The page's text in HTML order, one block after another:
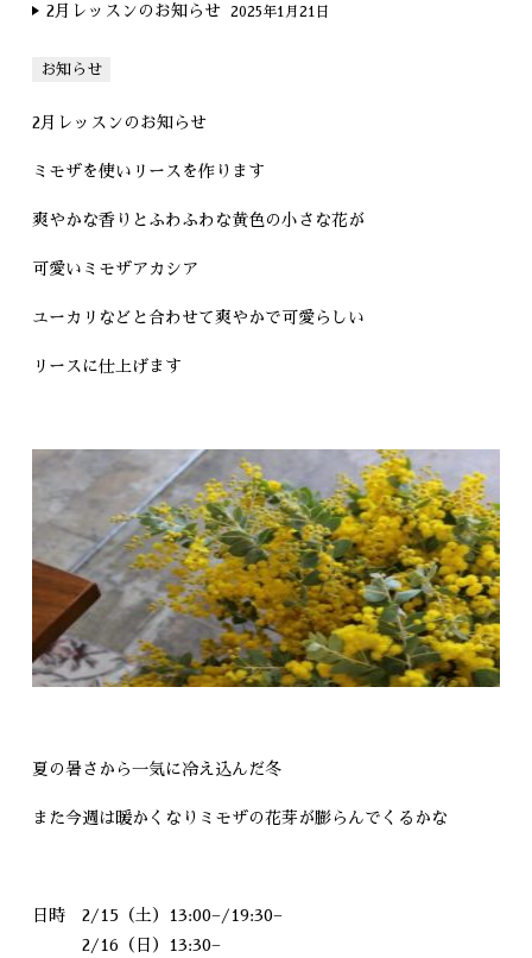
2月レッスンのお知らせ 2025年1月21日
お知らせ
2月レッスンのお知らせ
ミモザを使いリースを作ります
爽やかな香りとふわふわな黄色の小さな花が
可愛いミモザアカシア
ユーカリなどと合わせて爽やかで可愛らしい
リースに仕上げます
夏の暑さから一気に冷え込んだ冬
また今週は暖かくなりミモザの花芽が膨らんでくるかな
日時 2/15（土）13:00−/19:30−
2/16（日）13:30−